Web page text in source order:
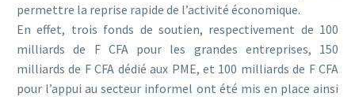
permettre la reprise rapide de l’activité économique.
En effet, trois fonds de soutien, respectivement de 100
milliards de F CFA pour les grandes entreprises, 150
milliards de F CFA dédié aux PME, et 100 milliards de F CFA
pour l’appui au secteur informel ont été mis en place ainsi